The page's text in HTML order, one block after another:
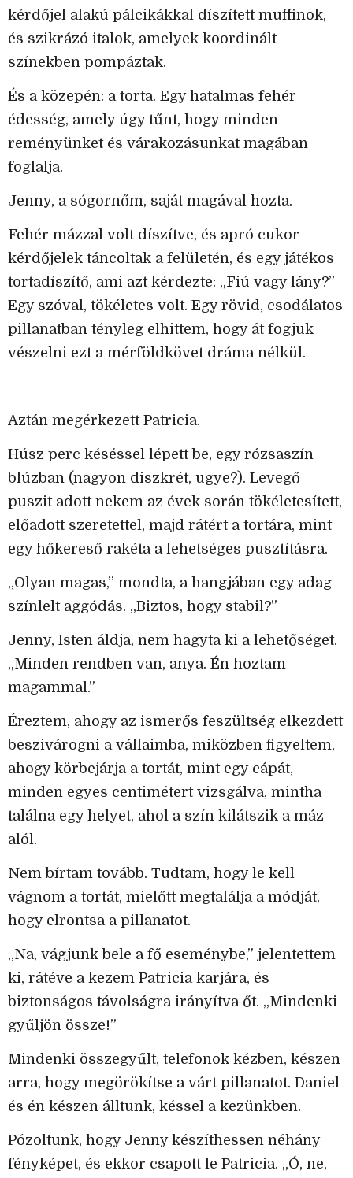
kérdőjel alakú pálcikákkal díszített muffinok,
és szikrázó italok, amelyek koordinált
színekben pompáztak.
És a közepén: a torta. Egy hatalmas fehér
édesség, amely úgy tűnt, hogy minden
reményünket és várakozásunkat magában
foglalja.
Jenny, a sógornőm, saját magával hozta.
Fehér mázzal volt díszítve, és apró cukor
kérdőjelek táncoltak a felületén, és egy játékos
tortadíszítő, ami azt kérdezte: „Fiú vagy lány?”
Egy szóval, tökéletes volt. Egy rövid, csodálatos
pillanatban tényleg elhittem, hogy át fogjuk
vészelni ezt a mérföldkövet dráma nélkül.
Aztán megérkezett Patricia.
Húsz perc késéssel lépett be, egy rózsaszín
blúzban (nagyon diszkrét, ugye?). Levegő
puszit adott nekem az évek során tökéletesített,
előadott szeretettel, majd rátért a tortára, mint
egy hőkereső rakéta a lehetséges pusztításra.
„Olyan magas,” mondta, a hangjában egy adag
színlelt aggódás. „Biztos, hogy stabil?”
Jenny, Isten áldja, nem hagyta ki a lehetőséget.
„Minden rendben van, anya. Én hoztam
magammal.”
Éreztem, ahogy az ismerős feszültség elkezdett
beszivárogni a vállaimba, miközben figyeltem,
ahogy körbejárja a tortát, mint egy cápát,
minden egyes centimétert vizsgálva, mintha
találna egy helyet, ahol a szín kilátszik a máz
alól.
Nem bírtam tovább. Tudtam, hogy le kell
vágnom a tortát, mielőtt megtalálja a módját,
hogy elrontsa a pillanatot.
„Na, vágjunk bele a fő eseménybe,” jelentettem
ki, rátéve a kezem Patricia karjára, és
biztonságos távolságra irányítva őt. „Mindenki
gyűljön össze!”
Mindenki összegyűlt, telefonok kézben, készen
arra, hogy megörökítse a várt pillanatot. Daniel
és én készen álltunk, késsel a kezünkben.
Pózoltunk, hogy Jenny készíthessen néhány
fényképet, és ekkor csapott le Patricia. „Ó, ne,